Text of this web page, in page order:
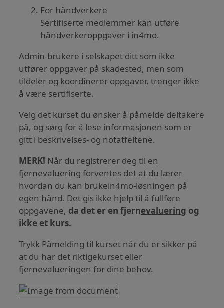
For håndverkere
Sertifiserte medlemmer kan utføre
håndverkeroppgaver i in4mo.
Admin-brukere i selskapet ditt som ikke
utfører oppgaver på skadested, men som
tildeler og koordinerer oppgaver, trenger ikke
å være sertifiserte.
Velg det kurset du ønsker å påmelde deltakere
på, og sørg for å lese informasjonen som er
gitt i beskrivelses- og notatfeltene.
MERK! Når du registrerer deg til en
fjernevaluering forventes det at du lærer
hvordan du kan brukein4mo-løsningen på
egen hånd. Det gis ikke hjelp til å fullføre
oppgavene, da det er en fjernevaluering og
ikke et kurs.
Trykk Påmelding til kurset når du er sikker på
at du har det riktigekurset eller
fjernevalueringen for dine behov.